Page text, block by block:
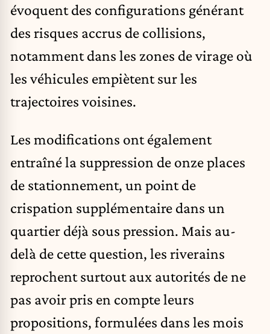
évoquent des configurations générant
des risques accrus de collisions,
notamment dans les zones de virage où
les véhicules empiètent sur les
trajectoires voisines.
Les modifications ont également
entraîné la suppression de onze places
de stationnement, un point de
crispation supplémentaire dans un
quartier déjà sous pression. Mais au-
delà de cette question, les riverains
reprochent surtout aux autorités de ne
pas avoir pris en compte leurs
propositions, formulées dans les mois